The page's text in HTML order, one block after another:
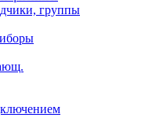
группы